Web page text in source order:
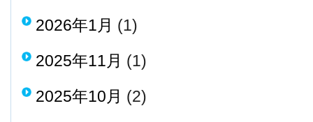
2026年1月 (1)
2025年11月 (1)
2025年10月 (2)